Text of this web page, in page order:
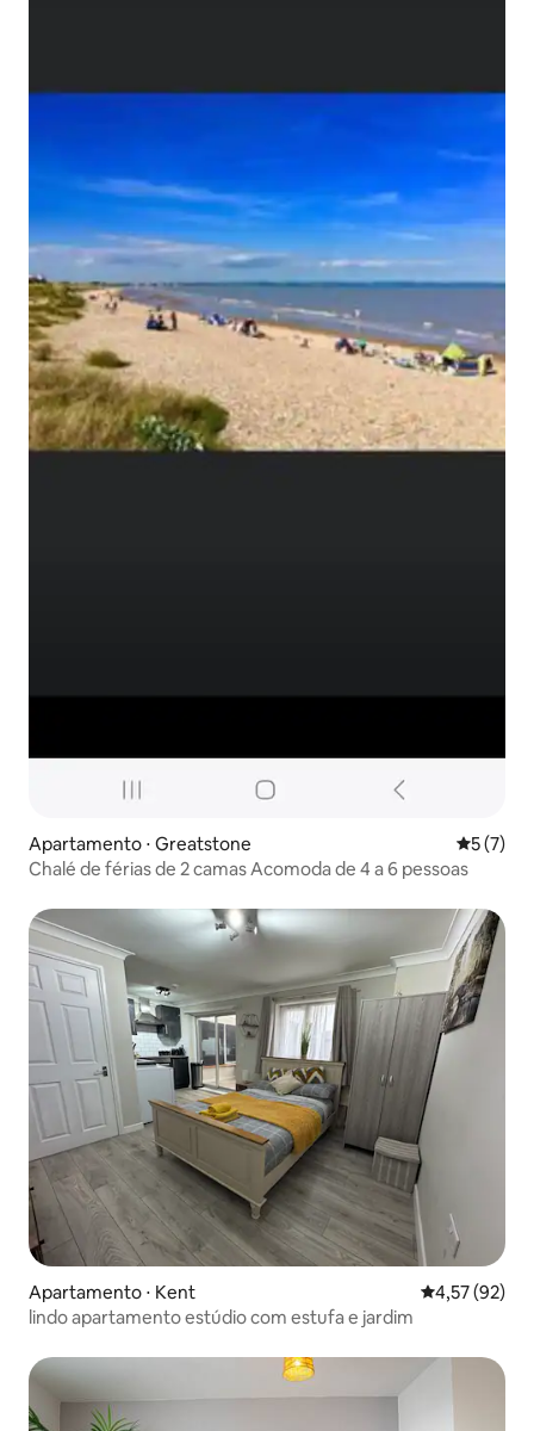
Apartamento ⋅ Greatstone 5 de
5 (7)
Chalé de férias de 2 camas Acomoda de 4 a 6 pessoas
Apartamento ⋅ Kent 4,57 de uma
4,57 (92)
lindo apartamento estúdio com estufa e jardim